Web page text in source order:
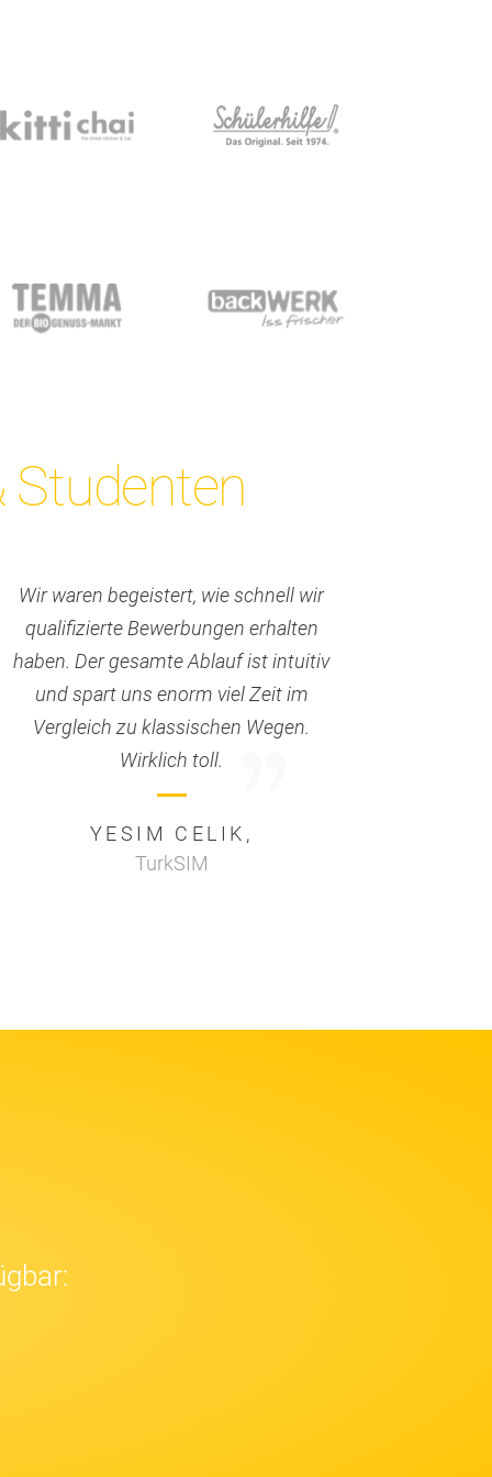
Wir waren begeistert, wie schnell wir
qualifizierte Bewerbungen erhalten
haben. Der gesamte Ablauf ist intuitiv
und spart uns enorm viel Zeit im
Vergleich zu klassischen Wegen.
Wirklich toll.
YESIM CELIK,
TurkSIM